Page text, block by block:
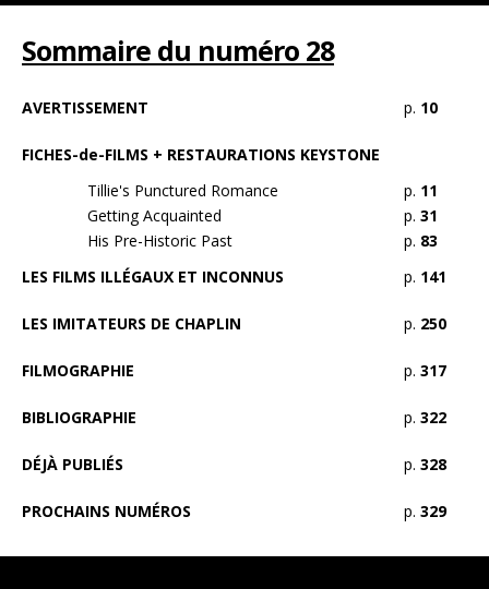
Sommaire du numéro 28
AVERTISSEMENT p. 10
FICHES-de-FILMS + RESTAURATIONS KEYSTONE
Tillie's Punctured Romance
p. 11
Getting Acquainted
p. 31
His Pre-Historic Past
p. 83
LES FILMS ILLÉGAUX ET INCONNUS
p. 141
LES IMITATEURS DE CHAPLIN p. 250
FILMOGRAPHIE p. 317
BIBLIOGRAPHIE p. 322
DÉJÀ PUBLIÉS p. 328
PROCHAINS NUMÉROS p. 329